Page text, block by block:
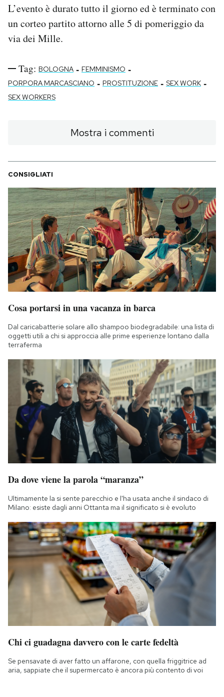
L’evento è durato tutto il giorno ed è terminato con
un corteo partito attorno alle 5 di pomeriggio da
via dei Mille.
Tag: BOLOGNA - FEMMINISMO -
PORPORA MARCASCIANO - PROSTITUZIONE - SEX WORK -
SEX WORKERS
Mostra i commenti
CONSIGLIATI
Cosa portarsi in una vacanza in barca
Dal caricabatterie solare allo shampoo biodegradabile: una lista di
oggetti utili a chi si approccia alle prime esperienze lontano dalla
terraferma
Da dove viene la parola “maranza”
Ultimamente la si sente parecchio e l'ha usata anche il sindaco di
Milano: esiste dagli anni Ottanta ma il significato si è evoluto
Chi ci guadagna davvero con le carte fedeltà
Se pensavate di aver fatto un affarone, con quella friggitrice ad
aria, sappiate che il supermercato è ancora più contento di voi